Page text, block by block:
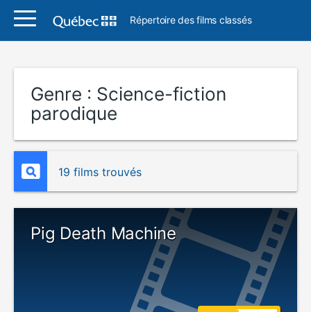
Répertoire des films classés
Genre : Science-fiction
parodique
19 films trouvés
Pig Death Machine